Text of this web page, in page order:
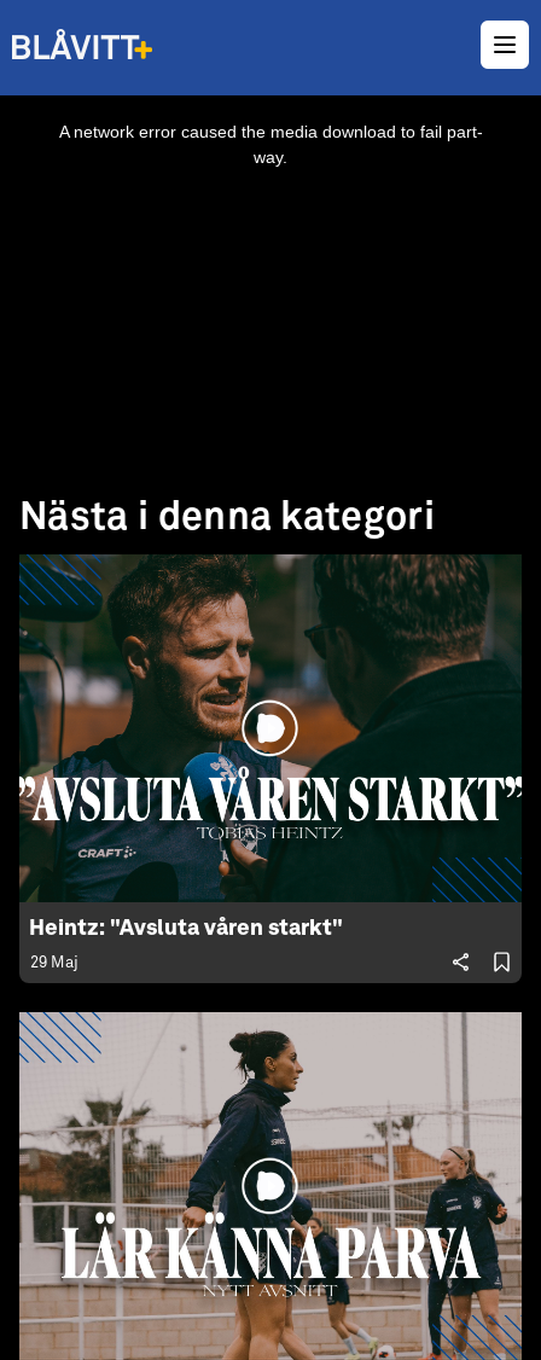
A network error caused the media download to fail part-
way.
Nästa i denna kategori
Heintz: "Avsluta våren starkt"
29 Maj